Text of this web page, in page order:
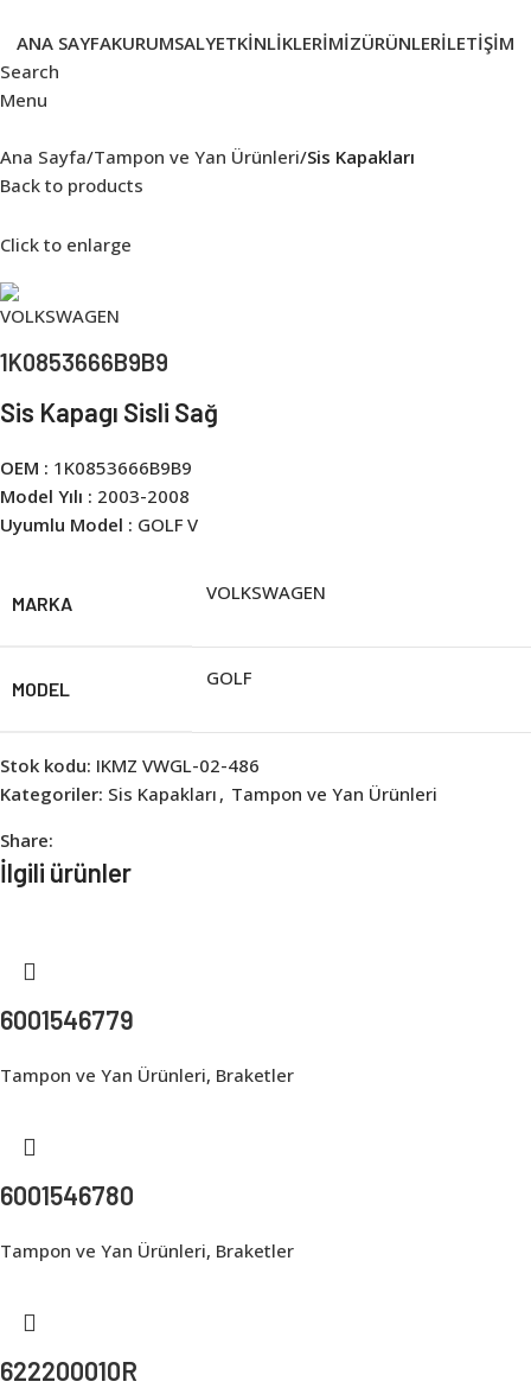
ANA SAYFAKURUMSALYETKINLIKLERIMIZÜRÜNLERİLETIŞIM
Search
Menu
Ana Sayfa Tampon ve Yan Ürünleri Sis Kapakları
Back to products
Click to enlarge
1K0853666B9B9
Sis Kapagı Sisli Sağ
OEM : 1K0853666B9B9
Model Yılı : 2003-2008
Uyumlu Model : GOLF V
MARKA VOLKSWAGEN
MODEL GOLF
Stok kodu: IKMZ VWGL-02-486
Kategoriler: Sis Kapakları , Tampon ve Yan Ürünleri
Share:
İlgili ürünler
6001546779
Tampon ve Yan Ürünleri, Braketler
6001546780
Tampon ve Yan Ürünleri, Braketler
622200010R